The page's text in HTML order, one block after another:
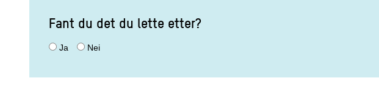
Fant du det du lette etter?
Ja Nei